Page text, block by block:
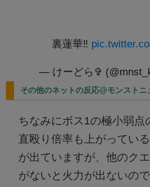
裏蓮華‼️
— けーどら✞
その他のネットの反応@モンストニ
ちなみにボス1の極小弱点
直殴り倍率も上がってい
が出ていますが、他のク
がないと火力が出ないの